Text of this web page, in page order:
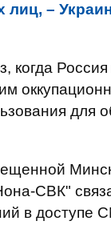
–
когда Россия
для
СВК"
в доступе